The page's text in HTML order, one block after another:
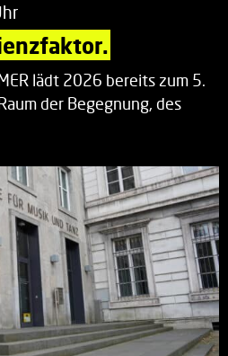
lädt 2026 bereits zum 5.
der Begegnung, des